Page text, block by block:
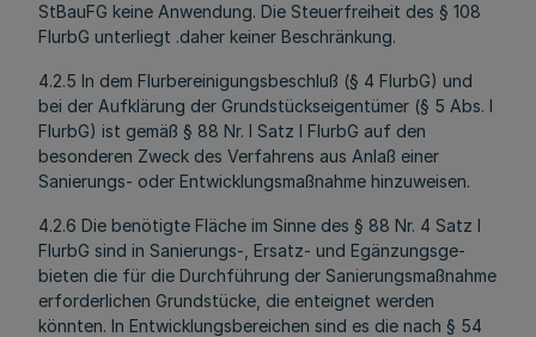
StBauFG keine Anwendung. Die Steuerfreiheit des § 108
FlurbG unterliegt .daher keiner Beschränkung.
4.2.5 In dem Flurbereinigungsbeschluß (§ 4 FlurbG) und
bei der Aufklärung der Grundstückseigentümer (§ 5 Abs. l
FlurbG) ist gemäß § 88 Nr. l Satz l FlurbG auf den
besonderen Zweck des Verfahrens aus Anlaß einer
Sanierungs- oder Entwicklungsmaßnahme hinzuweisen.
4.2.6 Die benötigte Fläche im Sinne des § 88 Nr. 4 Satz l
FlurbG sind in Sanierungs-, Ersatz- und Egänzungsge-
bieten die für die Durchführung der Sanierungsmaßnahme
erforderlichen Grundstücke, die enteignet werden
könnten. In Entwicklungsbereichen sind es die nach § 54